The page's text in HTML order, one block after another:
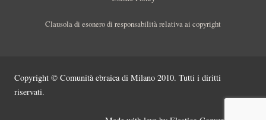
Clausola di esonero di responsabilità relativa ai copyright
Copyright © Comunità ebraica di Milano 2010. Tutti i diritti
riservati.